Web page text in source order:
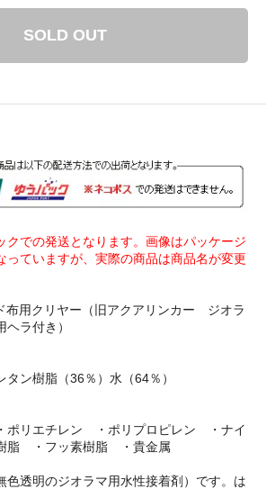
SOLD OUT
での発送となります。画像はパッケージ
っていますが、実際の商品は商品名が変更
布用クリヤー（旧アクアリンカー ジオラ
ラ付き）
タン樹脂（36％）水（64％）
ポリエチレン ・ポリプロピレン ・ナイ
脂 ・フッ素樹脂 ・貴金属
色透明のジオラマ用水性接着剤）です。は